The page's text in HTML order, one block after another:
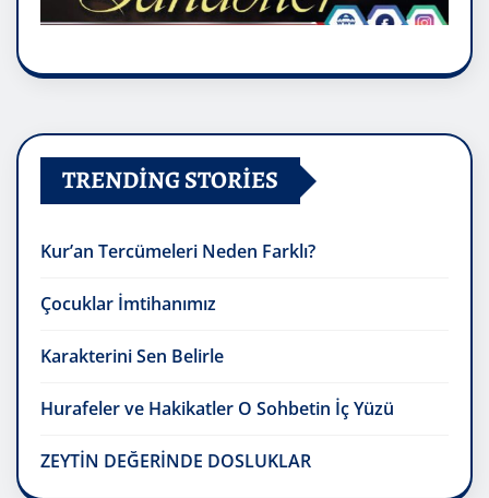
TRENDING STORIES
Kur’an Tercümeleri Neden Farklı?
Çocuklar İmtihanımız
Karakterini Sen Belirle
Hurafeler ve Hakikatler O Sohbetin İç Yüzü
ZEYTİN DEĞERİNDE DOSLUKLAR